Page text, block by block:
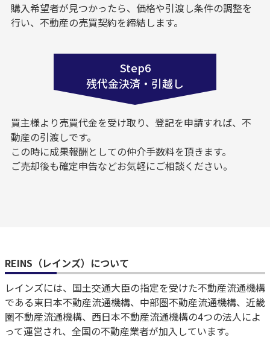
購入希望者が見つかったら、価格や引渡し条件の調整を
行い、不動産の売買契約を締結します。
Step6
残代金決済・引越し
買主様より売買代金を受け取り、登記を申請すれば、不
動産の引渡しです。
この時に成果報酬としての仲介手数料を頂きます。
ご売却後も確定申告などお気軽にご相談ください。
REINS（レインズ）について
レインズには、国土交通大臣の指定を受けた不動産流通機構
である東日本不動産流通機構、中部圏不動産流通機構、近畿
圏不動産流通機構、西日本不動産流通機構の4つの法人によ
って運営され、全国の不動産業者が加入しています。